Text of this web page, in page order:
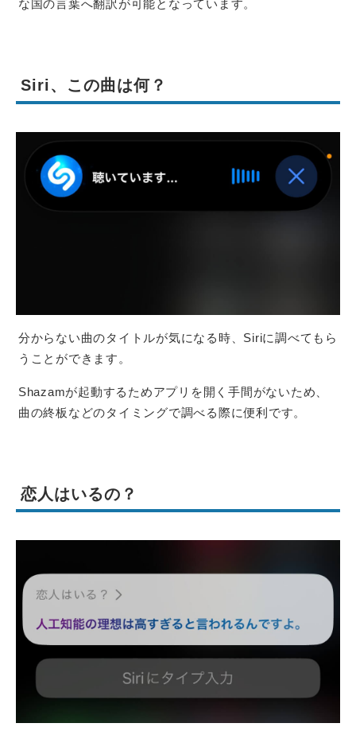
な国の言葉へ翻訳が可能となっています。
Siri、この曲は何？
分からない曲のタイトルが気になる時、Siriに調べてもら
うことができます。
Shazamが起動するためアプリを開く手間がないため、
曲の終板などのタイミングで調べる際に便利です。
恋人はいるの？